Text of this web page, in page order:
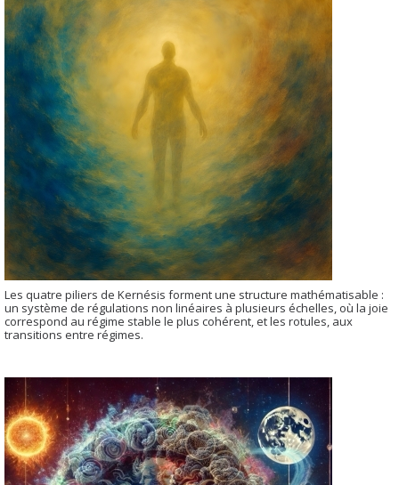
Les quatre piliers de Kernésis forment une structure mathématisable :
un système de régulations non linéaires à plusieurs échelles, où la joie
correspond au régime stable le plus cohérent, et les rotules, aux
transitions entre régimes.